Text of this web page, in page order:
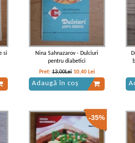
si
Nina Sahnazarov - Dulciuri
pentru diabetici
Pret:13,00Lei 10,40 Lei
Adaugă în coș
-35%